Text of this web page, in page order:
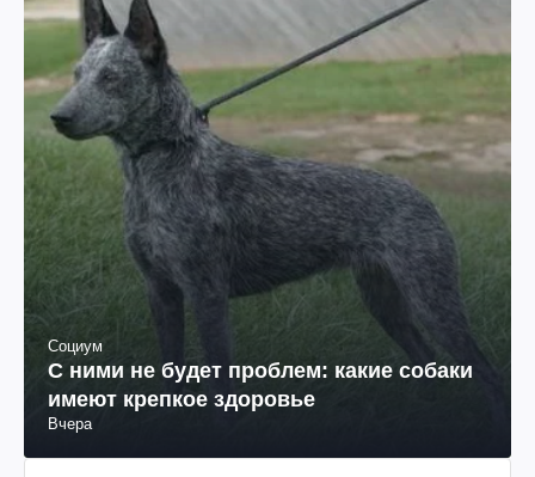
Социум
С ними не будет проблем: какие собаки
имеют крепкое здоровье
Вчера